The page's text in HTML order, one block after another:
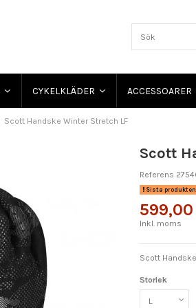
CYKELKLÄDER ACCESSOARER
Scott Handske Winter Stretch LF
Scott
Referens
Sista
Inkl. moms
Scott
Storlek